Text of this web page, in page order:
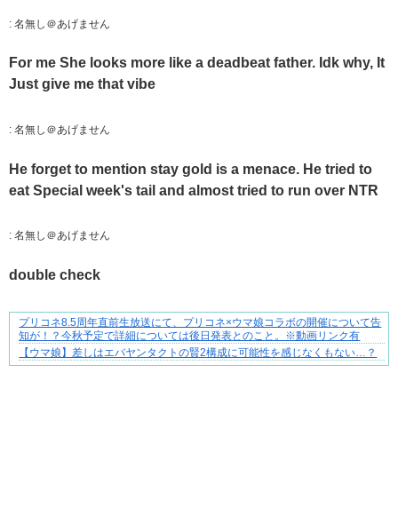
: 名無し＠あげません
For me She looks more like a deadbeat father. Idk why, It
Just give me that vibe
: 名無し＠あげません
He forget to mention stay gold is a menace. He tried to
eat Special week's tail and almost tried to run over NTR
: 名無し＠あげません
double check
三十路女子の仕事と恋、その先にあった本音
プリコネ8.5周年直前生放送にて、プリコネ×ウマ娘コラボの開催について告
知が！？今秋予定で詳細については後日発表とのこと。※動画リンク有
【ウマ娘】差しはエバヤンタクトの賢2構成に可能性を感じなくもない…？